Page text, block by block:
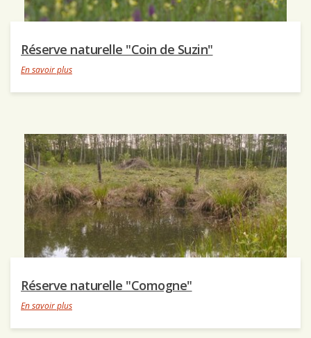
Réserve naturelle "Coin de Suzin"
En savoir plus
Réserve naturelle "Comogne"
En savoir plus